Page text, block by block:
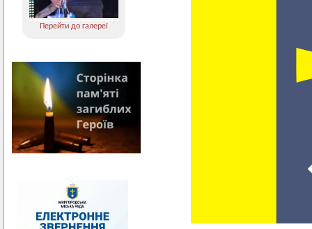
Перейти до галереї